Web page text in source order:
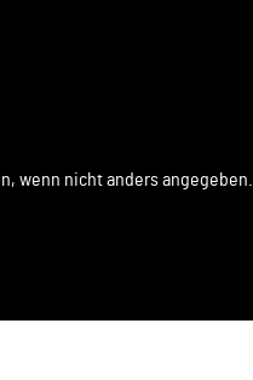
wenn nicht anders angegeben.